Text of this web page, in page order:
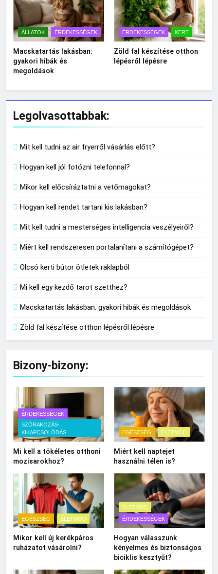
ÁLLATOK ÉRDEKESSÉGEK
Macskatartás lakásban:
gyakori hibák és
megoldások
ÉRDEKESSÉGEK KERT
Zöld fal készítése otthon
lépésről lépésre
Legolvasottabbak:
Mit kell tudni az air fryerről vásárlás előtt?
Hogyan kell jól fotózni telefonnal?
Mikor kell előcsíráztatni a vetőmagokat?
Hogyan kell rendet tartani kis lakásban?
Mit kell tudni a mesterséges intelligencia veszélyeiről?
Miért kell rendszeresen portalanítani a számítógépet?
Olcsó kerti bútor ötletek raklapból
Mi kell egy kezdő tarot szetthez?
Macskatartás lakásban: gyakori hibák és megoldások
Zöld fal készítése otthon lépésről lépésre
Bizony-bizony:
ÉRDEKESSÉGEK
SZÓRAKOZÁS-
KIKAPCSOLÓDÁS
Mi kell a tökéletes otthoni
mozisarokhoz?
EGÉSZSÉG ÉLETMÓD
Miért kell naptejet
használni télen is?
EGÉSZSÉG ÉLETMÓD
Mikor kell új kerékpáros
ruházatot vásárolni?
ÉLETMÓD
ÉRDEKESSÉGEK
Hogyan válasszunk
kényelmes és biztonságos
biciklis kesztyűt?